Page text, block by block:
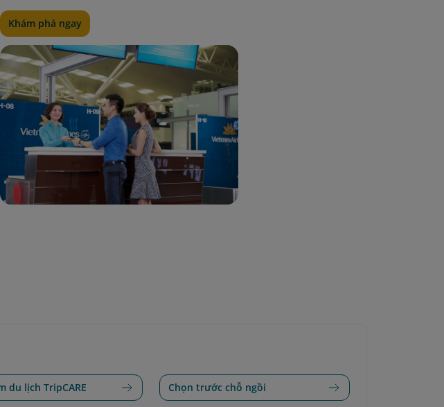
Khám phá ngay
du lịch TripCARE Chọn trước chỗ ngồi